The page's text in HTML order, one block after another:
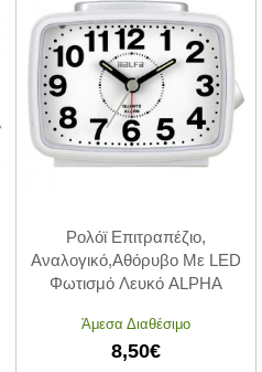
Ρολόϊ Επιτραπέζιο,
Αναλογικό,Αθόρυβο Με LED
Φωτισμό Λευκό ALPHA
Άμεσα Διαθέσιμο
8,50€